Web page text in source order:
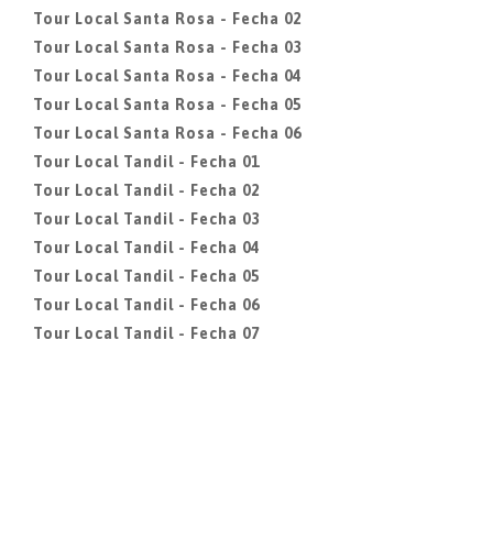
Tour Local Santa Rosa - Fecha 02
Tour Local Santa Rosa - Fecha 03
Tour Local Santa Rosa - Fecha 04
Tour Local Santa Rosa - Fecha 05
Tour Local Santa Rosa - Fecha 06
Tour Local Tandil - Fecha 01
Tour Local Tandil - Fecha 02
Tour Local Tandil - Fecha 03
Tour Local Tandil - Fecha 04
Tour Local Tandil - Fecha 05
Tour Local Tandil - Fecha 06
Tour Local Tandil - Fecha 07